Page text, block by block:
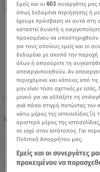
Παρασκευή 7 Αυγούστου
29.06.21, 14:06 ΖΩΔΙΑ
Σκορπιός 29/6/2021
Προβλέψεις - Video
TAGS: ΣΚΟΡΠΙΟΣ
ΑΣΤΡΟΛΟΓΙΚΕΣ ΠΡΟΒΛΕΨΕΙΣ
Εμείς και οι603 συνεργάτες
όπως δεδομένα περιήγησης ή
έχουμε πρόσβαση σε αυτά στη
καταστεί δυνατή η
προκειμένου να
για τους οποίους εμείς και οι
δεδομένα με σκοπό την παροχή
όλων ή αποσύρετε τη
απενεργοποιηθούν. Αν
περιεχόμενο και κάποιες από
μην είναι τόσο σχετικές με
μενού για να αλλάξετε τις
ανά πάσα στιγμή πατώντας τον
κάτω μέρος της ιστοσελίδας [ή
αριστερό μέρος της
σε ισχύ στον Ιστότοπος. Για
Πολιτική Απορρήτου μας.
Εμείς και οι συνεργάτες
προκειμένου να